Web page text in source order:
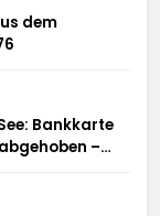
dem
Bankkarte
–